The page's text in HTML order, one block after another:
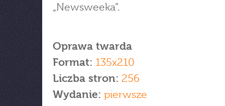
„Newsweeka”.
Oprawa twarda
Format: 135x210
Liczba stron: 256
Wydanie: pierwsze